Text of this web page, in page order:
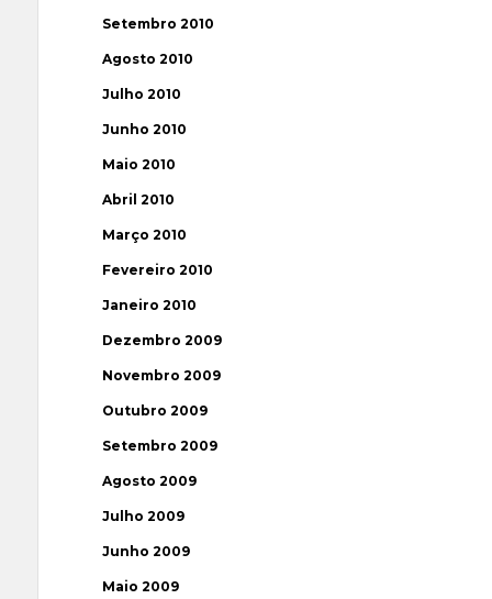
Setembro 2010
Agosto 2010
Julho 2010
Junho 2010
Maio 2010
Abril 2010
Março 2010
Fevereiro 2010
Janeiro 2010
Dezembro 2009
Novembro 2009
Outubro 2009
Setembro 2009
Agosto 2009
Julho 2009
Junho 2009
Maio 2009